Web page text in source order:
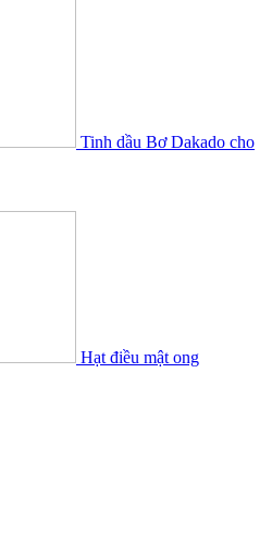
Tinh dầu Bơ Dakado cho
Hạt điều mật ong